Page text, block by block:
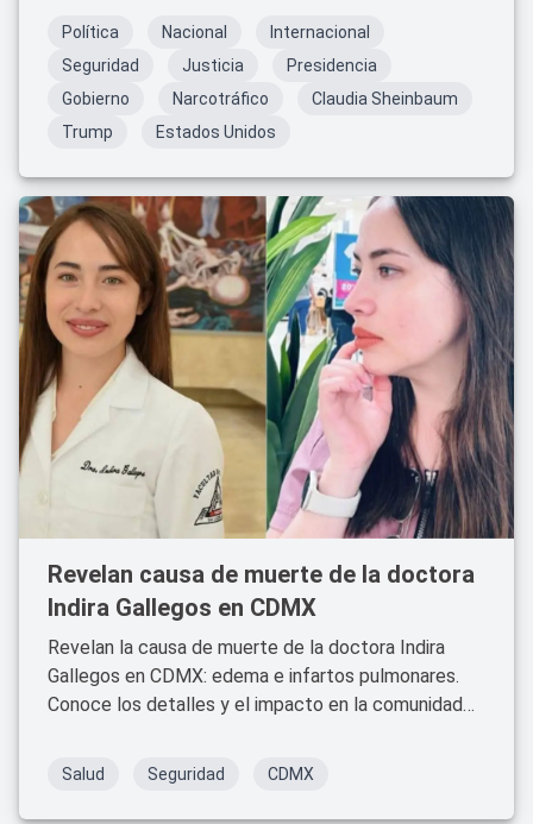
Política Nacional
Internacional
Seguridad
Justicia
Presidencia
Gobierno
Narcotráfico
Claudia Sheinbaum
Trump
Estados Unidos
Revelan causa de muerte de la doctora
Indira Gallegos en CDMX
Revelan la causa de muerte de la doctora Indira
Gallegos en CDMX: edema e infartos pulmonares.
Conoce los detalles y el impacto en la comunidad
Salud Seguridad CDMX